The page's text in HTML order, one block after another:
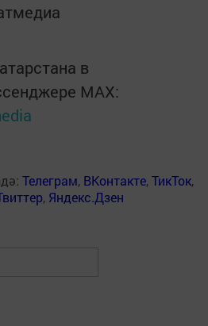
в
MАХ:
Телеграм, ВКонтакте,ТикТок,
, Яндекс.Дзен